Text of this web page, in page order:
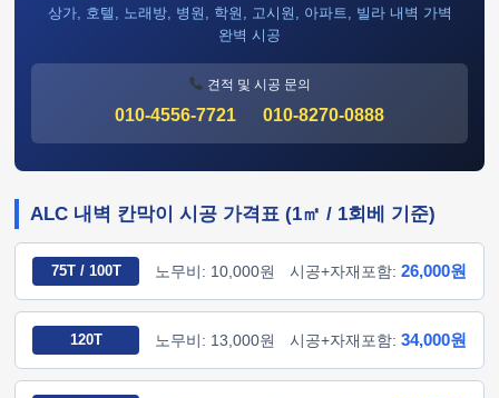
상가, 호텔, 노래방, 병원, 학원, 고시원, 아파트, 빌라 내벽 가벽
완벽 시공
견적 및 시공 문의
010-4556-7721 010-8270-0888
ALC 내벽 칸막이 시공 가격표 (1㎡ / 1회베 기준)
75T / 100T 노무비: 10,000원 시공+자재포함: 26,000원
120T 노무비: 13,000원 시공+자재포함: 34,000원